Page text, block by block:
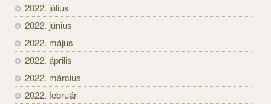
2022. július
2022. június
2022. május
2022. április
2022. március
2022. február